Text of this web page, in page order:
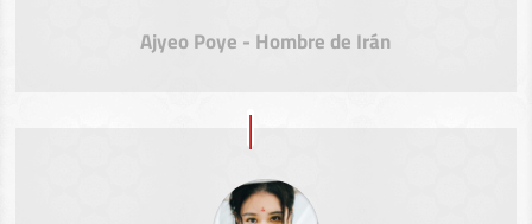
Ajyeo Poye - Hombre de Irán